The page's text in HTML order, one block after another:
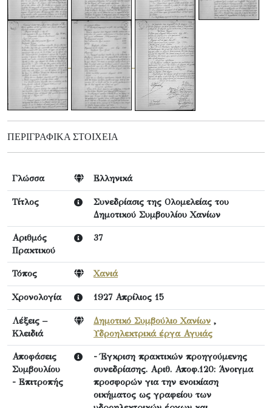
ΠΕΡΙΓΡΑΦΙΚΆ ΣΤΟΙΧΕΊΑ
Γλώσσα Ελληνικά
Τίτλος
Συνεδρίασις της Ολομελείας του
Δημοτικού Συμβουλίου Χανίων
Αριθμός
Πρακτικού
37
Τόπος Χανιά
Χρονολογία 1927 Απρίλιος 15
Λέξεις –
Κλειδιά
Δημοτικό Συμβούλιο Χανίων ,
Υδροηλεκτρικά έργα Αγυιάς
Αποφάσεις
Συμβουλίου
- Επιτροπής
- Έγκριση πρακτικών προηγούμενης
συνεδρίασης. Αριθ. Αποφ.120: Άνοιγμα
προσφορών για την ενοικίαση
οικήματος ως γραφείου των